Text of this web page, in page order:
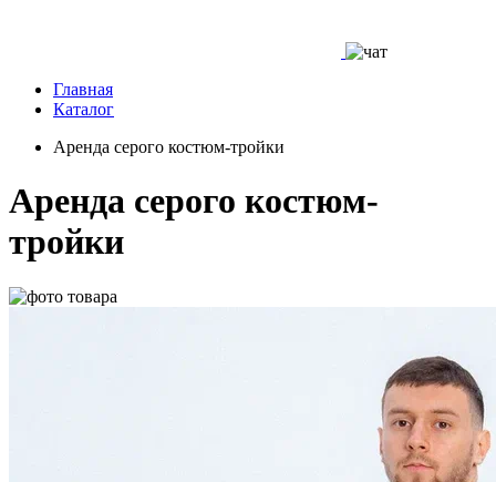
Главная
Каталог
Аренда серого костюм-тройки
Аренда серого костюм-
тройки